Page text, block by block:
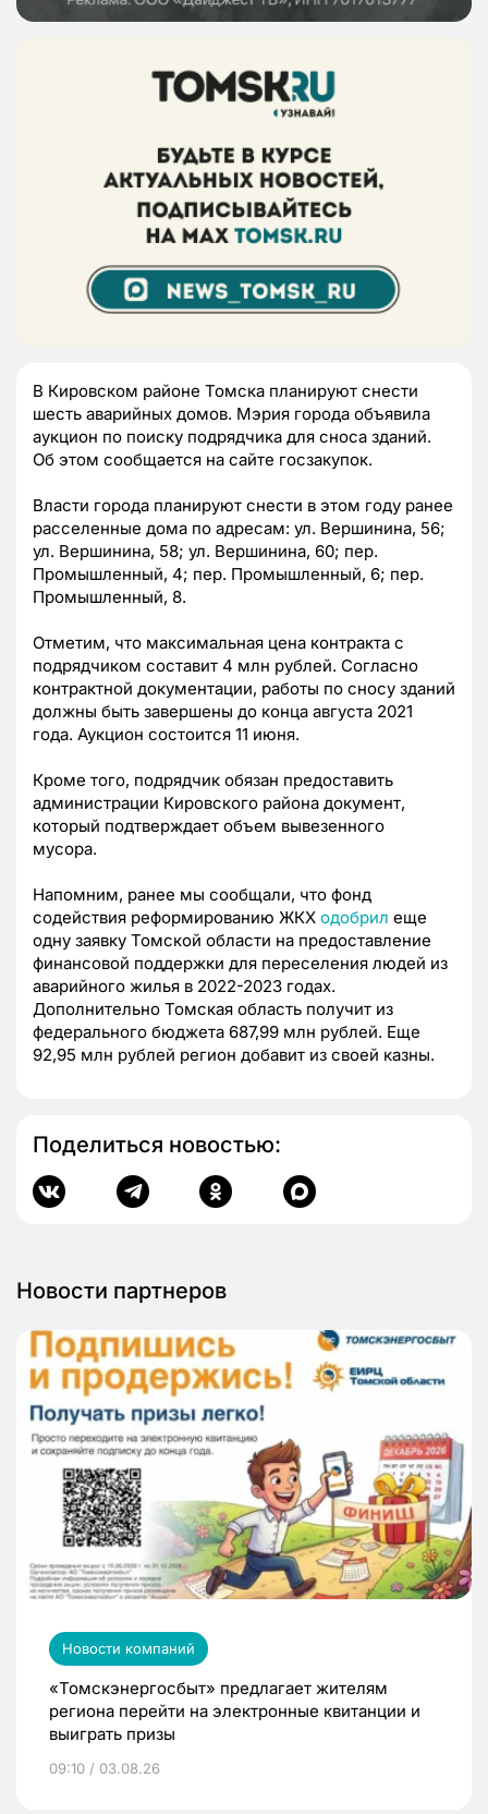
В Кировском районе Томска планируют снести
шесть аварийных домов. Мэрия города объявила
аукцион по поиску подрядчика для сноса зданий.
Об этом сообщается на сайте госзакупок.
Власти города планируют снести в этом году ранее
расселенные дома по адресам: ул. Вершинина, 56;
ул. Вершинина, 58; ул. Вершинина, 60; пер.
Промышленный, 4; пер. Промышленный, 6; пер.
Промышленный, 8.
Отметим, что максимальная цена контракта с
подрядчиком составит 4 млн рублей. Согласно
контрактной документации, работы по сносу зданий
должны быть завершены до конца августа 2021
года. Аукцион состоится 11 июня.
Кроме того, подрядчик обязан предоставить
администрации Кировского района документ,
который подтверждает объем вывезенного
мусора.
Напомним, ранее мы сообщали, что фонд
содействия реформированию ЖКХ одобрил еще
одну заявку Томской области на предоставление
финансовой поддержки для переселения людей из
аварийного жилья в 2022-2023 годах.
Дополнительно Томская область получит из
федерального бюджета 687,99 млн рублей. Еще
92,95 млн рублей регион добавит из своей казны.
Поделиться новостью:
Новости партнеров
Новости компаний
«Томскэнергосбыт» предлагает жителям
региона перейти на электронные квитанции и
выиграть призы
09:10 / 03.08.26